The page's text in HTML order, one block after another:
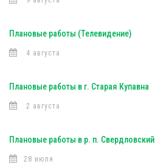
Плановые работы (Телевидение)
4 августа
Плановые работы в г. Старая Купавна
2 августа
Плановые работы в р. п. Свердловский
28 июля